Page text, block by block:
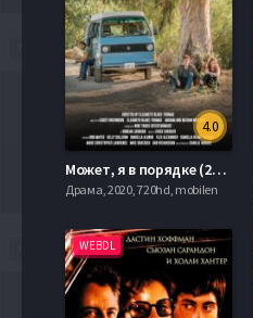
4.0
Может, я в порядке (2018)
Драма, 2020, 720hd, mobilen
WEBDL